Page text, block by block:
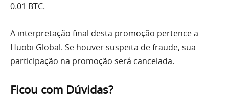
0.01 BTC.
A interpretação final desta promoção pertence a
Huobi Global. Se houver suspeita de fraude, sua
participação na promoção será cancelada.
Ficou com Dúvidas?